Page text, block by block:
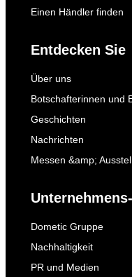
Einen Händler finden
Entdecken Sie
Über uns
Botschafterinnen und
Geschichten
Nachrichten
Messen &amp;
Dometic Gruppe
Nachhaltigkeit
PR und Medien